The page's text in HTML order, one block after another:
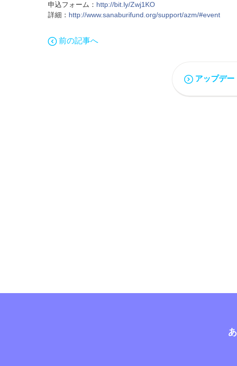
申込フォーム： http://bit.ly/Zwj1KO
詳細： http://www.sanaburifund.org/support/azm/#event
前の記事へ
アップデ